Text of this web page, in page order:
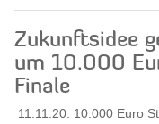
Zukunftsidee
um 10.000
Finale
11.11.20: 10.000 Euro